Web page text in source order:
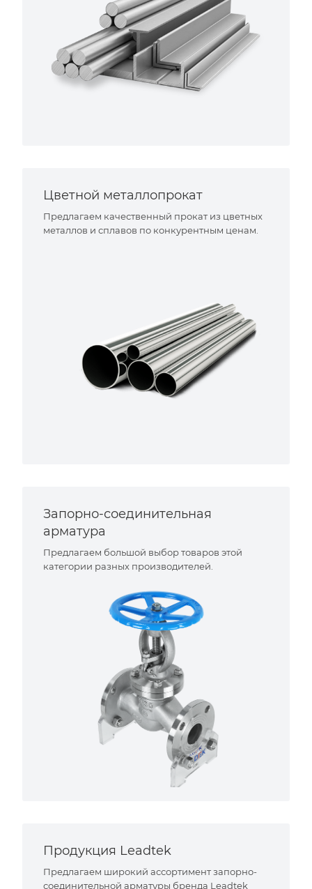
Цветной металлопрокат
Предлагаем качественный прокат из цветных
металлов и сплавов по конкурентным ценам.
Запорно-соединительная
арматура
Предлагаем большой выбор товаров этой
категории разных производителей.
Продукция Leadtek
Предлагаем широкий ассортимент запорно-
соединительной арматуры бренда Leadtek